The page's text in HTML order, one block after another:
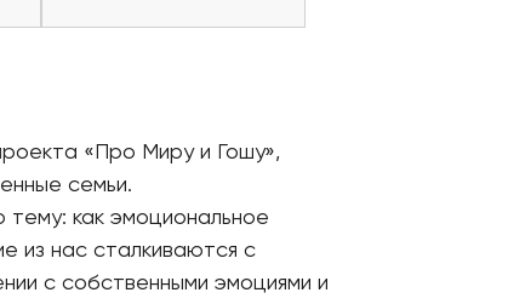
«Про Миру и Гошу»,
семьи.
тему: как эмоциональное
из нас сталкиваются с
с собственными эмоциями и